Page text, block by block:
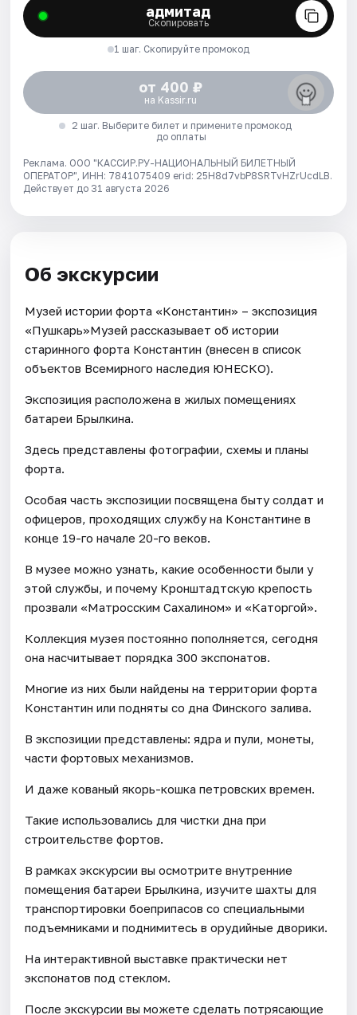
адмитад
Скопировать
1 шаг. Скопируйте промокод
от 400 ₽
на Kassir.ru
2 шаг. Выберите билет и примените промокод
до оплаты
Реклама. ООО "КАССИР.РУ-НАЦИОНАЛЬНЫЙ БИЛЕТНЫЙ
ОПЕРАТОР", ИНН: 7841075409 erid: 25H8d7vbP8SRTvHZrUcdLB.
Действует до 31 августа 2026
Об экскурсии
Музей истории форта «Константин» – экспозиция
«Пушкарь»Музей рассказывает об истории
старинного форта Константин (внесен в список
объектов Всемирного наследия ЮНЕСКО).
Экспозиция расположена в жилых помещениях
батареи Брылкина.
Здесь представлены фотографии, схемы и планы
форта.
Особая часть экспозиции посвящена быту солдат и
офицеров, проходящих службу на Константине в
конце 19-го начале 20-го веков.
В музее можно узнать, какие особенности были у
этой службы, и почему Кронштадтскую крепость
прозвали «Матросским Сахалином» и «Каторгой».
Коллекция музея постоянно пополняется, сегодня
она насчитывает порядка 300 экспонатов.
Многие из них были найдены на территории форта
Константин или подняты со дна Финского залива.
В экспозиции представлены: ядра и пули, монеты,
части фортовых механизмов.
И даже кованый якорь-кошка петровских времен.
Такие использовались для чистки дна при
строительстве фортов.
В рамках экскурсии вы осмотрите внутренние
помещения батареи Брылкина, изучите шахты для
транспортировки боеприпасов со специальными
подъемниками и поднимитесь в орудийные дворики.
На интерактивной выставке практически нет
экспонатов под стеклом.
После экскурсии вы можете сделать потрясающие